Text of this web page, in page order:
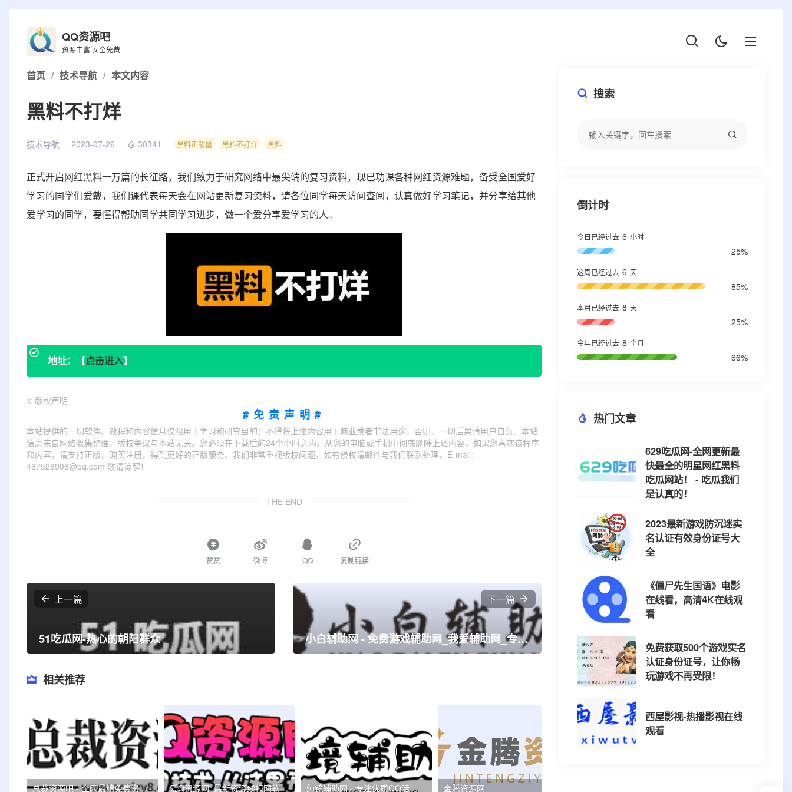
QQ资源吧
资源丰富 安全免费
首页 / 技术导航 / 本文内容
黑料不打烊
技术导航 2023-07-26 30341 黑料正能量 黑料不打烊 黑料
正式开启网红黑料一万篇的长征路，我们致力于研究网络中最尖端的复习资料，现已功课各种网红资源难题，备受全国爱好
学习的同学们爱戴，我们课代表每天会在网站更新复习资料，请各位同学每天访问查阅，认真做好学习笔记，并分享给其他
爱学习的同学，要懂得帮助同学共同学习进步，做一个爱分享爱学习的人。
地址：【点击进入】
© 版权声明
#免责声明#
本站提供的一切软件、教程和内容信息仅限用于学习和研究目的；不得将上述内容用于商业或者非法用途，否则，一切后果请用户自负。本站
信息来自网络收集整理，版权争议与本站无关。您必须在下载后的24个小时之内，从您的电脑或手机中彻底删除上述内容。如果您喜欢该程序
和内容，请支持正版，购买注册，得到更好的正版服务。我们非常重视版权问题，如有侵权请邮件与我们联系处理。E-mail：
487528908@qq.com 敬请谅解！
THE END
赞赏 微博 QQ 复制链接
上一篇
51吃瓜网-热心的朝阳群众
下一篇
小白辅助网 - 免费游戏辅助网_我爱辅助网_专注分享绿色软件
相关推荐
总裁资源吧 - 全网最精免费资源分享平台- 专注活动，软件，教程分享，总之就是网络那些事。 爱Q资源网_最新资源线报网软件源码福利免费分享,精品活动线报第一技术网站 纯镜辅助网 - 专注优质QQ活动-绿色软件-游戏辅助-技术教程分享网！ 金腾资源网
搜索
倒计时
今日已经过去 6 小时
25%
这周已经过去 6 天
85%
本月已经过去 8 天
25%
今年已经过去 8 个月
66%
热门文章
629吃瓜网-全网更新最
快最全的明星网红黑料
吃瓜网站！ - 吃瓜我们
是认真的！
2023最新游戏防沉迷实
名认证有效身份证号大
全
《僵尸先生国语》电影
在线看，高清4K在线观
看
免费获取500个游戏实名
认证身份证号，让你畅
玩游戏不再受限！
西屋影视-热播影视在线
观看